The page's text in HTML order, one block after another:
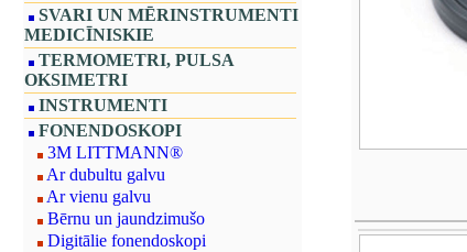
SVARI UN MĒRINSTRUMENTI
MEDICĪNISKIE
TERMOMETRI, PULSA
OKSIMETRI
INSTRUMENTI
FONENDOSKOPI
3M LITTMANN®
Ar dubultu galvu
Ar vienu galvu
Bērnu un jaundzimušo
Digitālie fonendoskopi